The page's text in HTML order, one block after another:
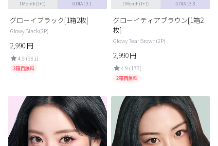
グリーン
ブルー
ピンク
透明
乱視用
ハロウィンカラコン
レビュー
EYEしてる
1Month(1+1) G.DIA 13.1
グローイブラック[1箱2枚]
Glowy Black(2P)
2,990円
4.9 (581)
2箱目無料
1Month(1+1) G.DIA 13.3
グローイティアブラウン[1箱2
枚]
Glowy Tear Brown(2P)
2,990円
4.9 (173)
2箱目無料